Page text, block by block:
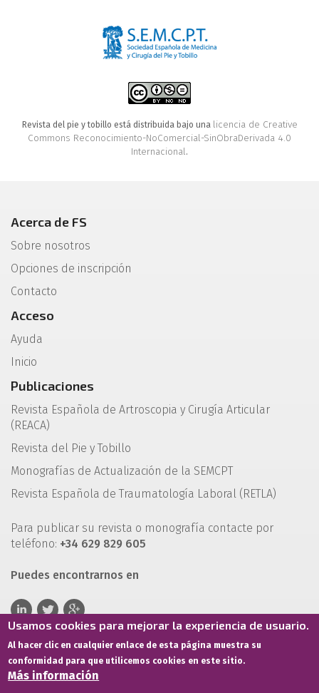
Revista del pie y tobillo está distribuida bajo una licencia de Creative
Commons Reconocimiento-NoComercial-SinObraDerivada 4.0
Internacional.
Acerca de FS
Sobre nosotros
Opciones de inscripción
Contacto
Acceso
Ayuda
Inicio
Publicaciones
Revista Española de Artroscopia y Cirugía Articular
(REACA)
Revista del Pie y Tobillo
Monografías de Actualización de la SEMCPT
Revista Española de Traumatología Laboral (RETLA)
Para publicar su revista o monografía contacte por
teléfono: +34 629 829 605
Puedes encontrarnos en
Usamos cookies para mejorar la experiencia de usuario.
Al hacer clic en cualquier enlace de esta página muestra su
conformidad para que utilicemos cookies en este sitio.
Más información